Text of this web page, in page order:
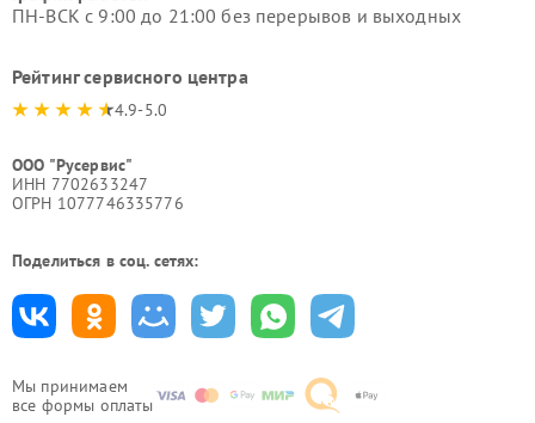
Мы принимаем
все формы оплаты
ПН-ВСК с 9:00 до 21:00 без перерывов и выходных
Рейтинг сервисного центра
4.9-5.0
ООО "Русервис"
ИНН 7702633247
ОГРН 1077746335776
Поделиться в соц. сетях: